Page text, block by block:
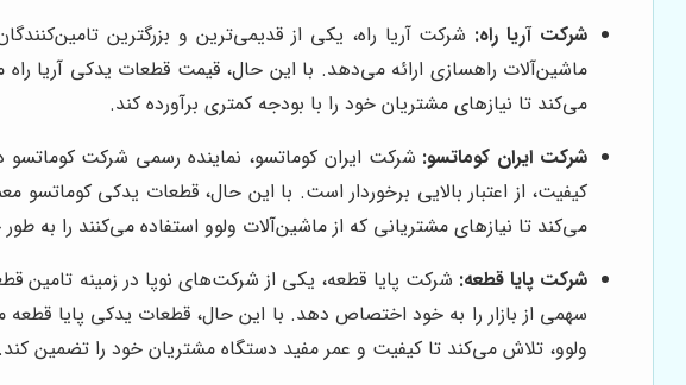
شرکت آریا راه: شرکت آریا راه، یکی از قدیمی‌ترین و بزرگترین
ماشین‌آلات راهسازی ارائه می‌دهد. با این حال، قیمت قطعات یدکی آریا راه
می‌کند تا نیازهای مشتریان خود را با بودجه کمتری برآورده کند.
شرکت ایران کوماتسو: شرکت ایران کوماتسو، نماینده رسمی شرکت
کیفیت، از اعتبار بالایی برخوردار است. با این حال، قطعات یدکی کوماتسو
می‌کند تا نیازهای مشتریانی که از ماشین‌آلات ولوو استفاده می‌کنند را به
شرکت پایا قطعه: شرکت پایا قطعه، یکی از شرکت‌های نوپا در زمینه تامین
سهمی از بازار را به خود اختصاص دهد. با این حال، قطعات یدکی پایا قطعه
ولوو، تلاش می‌کند تا کیفیت و عمر مفید دستگاه مشتریان خود را تضمین کند.